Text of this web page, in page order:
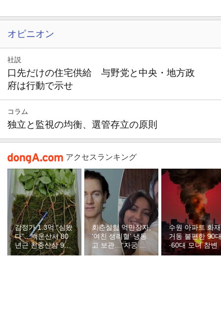
オピニオン
社説
口先だけの住宅供給 与野党と中央・地方政
府は行動で示せ
コラム
独立と監視の均衡、選管存立の原則
アクセスランキング
감정가 1.3억 “심봤
다”…백운산서 80
년근 천종산삼 9뿌
리 발견
회춘실험 억만장자,
‘여친 생리혈’ 냉동
고 보관…“자궁 내
부 궁금해”
수원 아파트 화
거동 불편한 90
·60대 모녀 참변